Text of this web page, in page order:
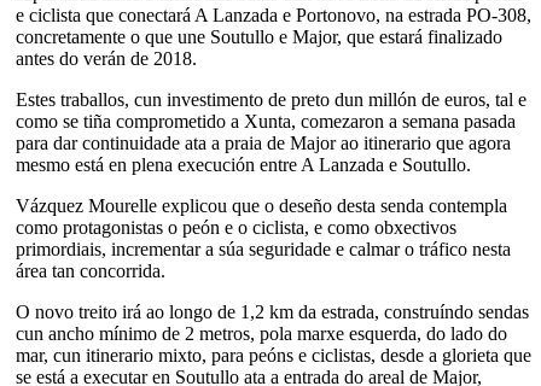
e ciclista que conectará A Lanzada e Portonovo, na estrada PO-308,
concretamente o que une Soutullo e Major, que estará finalizado
antes do verán de 2018.
Estes traballos, cun investimento de preto dun millón de euros, tal e
como se tiña comprometido a Xunta, comezaron a semana pasada
para dar continuidade ata a praia de Major ao itinerario que agora
mesmo está en plena execución entre A Lanzada e Soutullo.
Vázquez Mourelle explicou que o deseño desta senda contempla
como protagonistas o peón e o ciclista, e como obxectivos
primordiais, incrementar a súa seguridade e calmar o tráfico nesta
área tan concorrida.
O novo treito irá ao longo de 1,2 km da estrada, construíndo sendas
cun ancho mínimo de 2 metros, pola marxe esquerda, do lado do
mar, cun itinerario mixto, para peóns e ciclistas, desde a glorieta que
se está a executar en Soutullo ata a entrada do areal de Major,